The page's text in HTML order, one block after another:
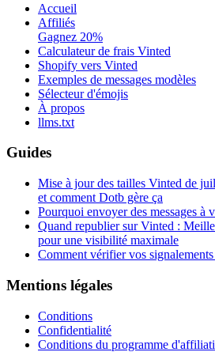
Accueil
Affiliés
Gagnez 20%
Calculateur de frais Vinted
Shopify vers Vinted
Exemples de messages modèles
Sélecteur d'émojis
À propos
llms.txt
Guides
Mise à jour des tailles Vinted de
et comment Dotb gère ça
Pourquoi envoyer des messages à
Quand republier sur Vinted :
pour une visibilité maximale
Comment vérifier vos
Mentions légales
Conditions
Confidentialité
Conditions du programme